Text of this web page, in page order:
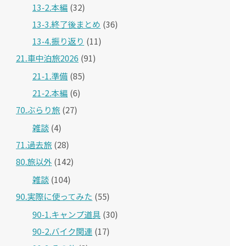
13-2.本編 (32)
13-3.終了後まとめ (36)
13-4.振り返り (11)
21.車中泊旅2026 (91)
21-1.準備 (85)
21-2.本編 (6)
70.ぶらり旅 (27)
雑談 (4)
71.過去旅 (28)
80.旅以外 (142)
雑談 (104)
90.実際に使ってみた (55)
90-1.キャンプ道具 (30)
90-2.バイク関連 (17)